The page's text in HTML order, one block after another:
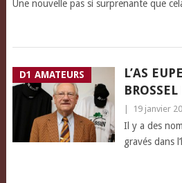
Une nouvelle pas si surprenante que
D1 AMATEURS
L’AS
19 janvier
Il y a des
gravés dans